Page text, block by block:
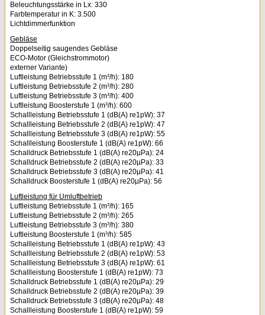
Beleuchtungsstärke in Lx: 330
Farbtemperatur in K: 3.500
Lichtdimmerfunktion
Gebläse
Doppelseitig saugendes Gebläse
ECO-Motor (Gleichstrommotor)
externer Variante)
Luftleistung Betriebsstufe 1 (m³/h): 180
Luftleistung Betriebsstufe 2 (m³/h): 280
Luftleistung Betriebsstufe 3 (m³/h): 400
Luftleistung Boosterstufe 1 (m³/h): 600
Schallleistung Betriebsstufe 1 (dB(A) re1pW): 37
Schallleistung Betriebsstufe 2 (dB(A) re1pW): 47
Schallleistung Betriebsstufe 3 (dB(A) re1pW): 55
Schallleistung Boosterstufe 1 (dB(A) re1pW): 66
Schalldruck Betriebsstufe 1 (dB(A) re20µPa): 24
Schalldruck Betriebsstufe 2 (dB(A) re20µPa): 33
Schalldruck Betriebsstufe 3 (dB(A) re20µPa): 41
Schalldruck Boosterstufe 1 (dB(A) re20µPa): 56
Luftleistung für Umluftbetrieb
Luftleistung Betriebsstufe 1 (m³/h): 165
Luftleistung Betriebsstufe 2 (m³/h): 265
Luftleistung Betriebsstufe 3 (m³/h): 380
Luftleistung Boosterstufe 1 (m³/h): 585
Schallleistung Betriebsstufe 1 (dB(A) re1pW): 43
Schallleistung Betriebsstufe 2 (dB(A) re1pW): 53
Schallleistung Betriebsstufe 3 (dB(A) re1pW): 61
Schallleistung Boosterstufe 1 (dB(A) re1pW): 73
Schalldruck Betriebsstufe 1 (dB(A) re20µPa): 29
Schalldruck Betriebsstufe 2 (dB(A) re20µPa): 39
Schalldruck Betriebsstufe 3 (dB(A) re20µPa): 48
Schallleistung Boosterstufe 1 (dB(A) re1pW): 59